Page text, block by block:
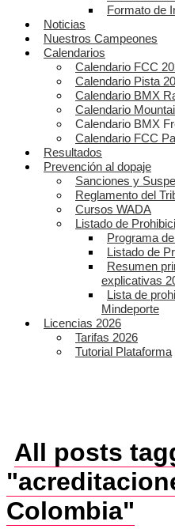
Formato de
Noticias
Nuestros Campeones
Calendarios
Calendario FCC
Calendario Pista
Calendario BMX
Calendario
Calendario BMX
Calendario FCC
Resultados
Prevención al dopaje
Sanciones y
Reglamento del
Cursos WADA
Listado de
Programa
Listado de
Resumen
explicativas
Lista de
Mindeporte
Licencias 2026
Tarifas 2026
Tutorial Plataforma
All posts
Colombia"